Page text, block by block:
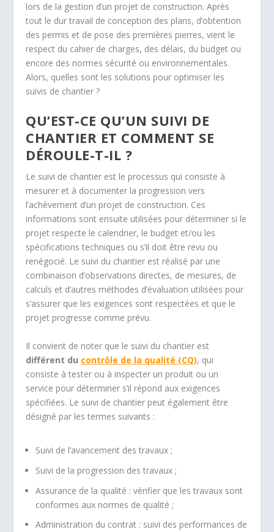
lors de la gestion d’un projet de construction. Après
tout le dur travail de conception des plans, d’obtention
des permis et de pose des premières pierres, vient le
respect du cahier de charges, des délais, du budget ou
encore des normes sécurité ou environnementales.
Alors, quelles sont les solutions pour optimiser les
suivis de chantier ?
QU’EST-CE QU’UN SUIVI DE
CHANTIER ET COMMENT SE
DÉROULE-T-IL ?
Le suivi de chantier est le processus qui consiste à
mesurer et à documenter la progression vers
l’achèvement d’un projet de construction. Ces
informations sont ensuite utilisées pour déterminer si le
projet respecte le calendrier, le budget et/ou les
spécifications techniques ou s’il doit être revu ou
renégocié. Le suivi du chantier est réalisé par une
combinaison d’observations directes, de mesures, de
calculs et d’autres méthodes d’évaluation utilisées pour
s’assurer que les exigences sont respectées et que le
projet progresse comme prévu.
Il convient de noter que le suivi du chantier est
différent du contrôle de la qualité (CQ), qui
consiste à tester ou à inspecter un produit ou un
service pour déterminer s’il répond aux exigences
spécifiées. Le suivi de chantier peut également être
désigné par les termes suivants :
Suivi de l’avancement des travaux ;
Suivi de la progression des travaux ;
Assurance de la qualité : vérifier que les travaux sont
conformes aux normes de qualité ;
Administration du contrat : suivi des performances de